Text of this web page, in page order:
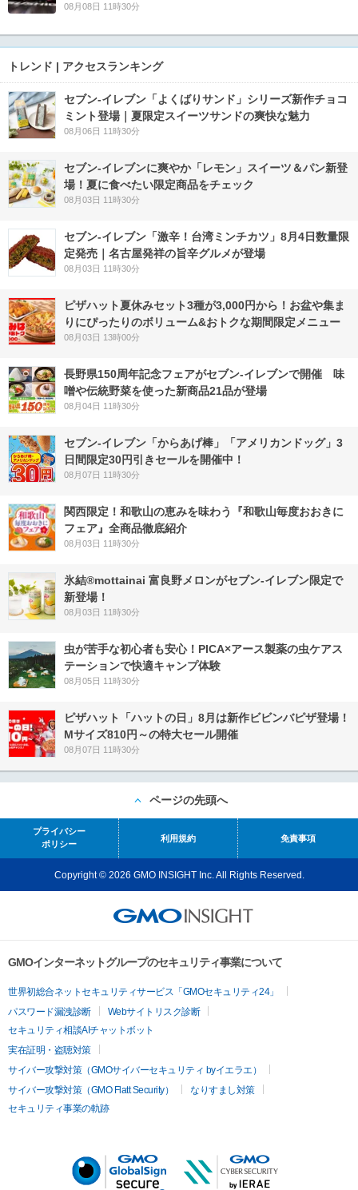
08月08日 11時30分
トレンド | アクセスランキング
セブン‐イレブン「よくばりサンド」シリーズ新作チョコ
ミント登場｜夏限定スイーツサンドの爽快な魅力
08月06日 11時30分
セブン‐イレブンに爽やか「レモン」スイーツ＆パン新登
場！夏に食べたい限定商品をチェック
08月03日 11時30分
セブン-イレブン「激辛！台湾ミンチカツ」8月4日数量限
定発売｜名古屋発祥の旨辛グルメが登場
08月03日 11時30分
ピザハット夏休みセット3種が3,000円から！お盆や集ま
りにぴったりのボリューム&おトクな期間限定メニュー
08月03日 13時00分
長野県150周年記念フェアがセブン-イレブンで開催 味
噌や伝統野菜を使った新商品21品が登場
08月04日 11時30分
セブン‐イレブン「からあげ棒」「アメリカンドッグ」3
日間限定30円引きセールを開催中！
08月07日 11時30分
関西限定！和歌山の恵みを味わう『和歌山毎度おおきに
フェア』全商品徹底紹介
08月03日 11時30分
氷結®mottainai 富良野メロンがセブン‐イレブン限定で
新登場！
08月03日 11時30分
虫が苦手な初心者も安心！PICA×アース製薬の虫ケアス
テーションで快適キャンプ体験
08月05日 11時30分
ピザハット「ハットの日」8月は新作ビビンバピザ登場！
Mサイズ810円～の特大セール開催
08月07日 11時30分
ページの先頭へ
プライバシー
ポリシー
利用規約 免責事項
Copyright © 2026 GMO INSIGHT Inc. All Rights Reserved.
GMOインターネットグループのセキュリティ事業について
世界初総合ネットセキュリティサービス「GMOセキュリティ24」
パスワード漏洩診断
Webサイトリスク診断
セキュリティ相談AIチャットボット
実在証明・盗聴対策
サイバー攻撃対策（GMOサイバーセキュリティ byイエラエ）
サイバー攻撃対策（GMO Flatt Security）
なりすまし対策
セキュリティ事業の軌跡